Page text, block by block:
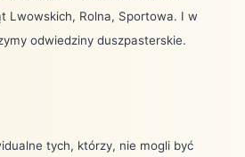
Lwowskich, Rolna, Sportowa. I w
odwiedziny duszpasterskie.
tych, którzy, nie mogli być